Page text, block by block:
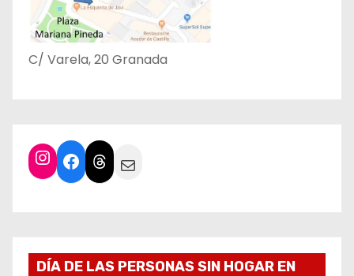
C/ Varela, 20 Granada
Instagram Facebook Threads Mail
DÍA DE LAS PERSONAS SIN HOGAR EN